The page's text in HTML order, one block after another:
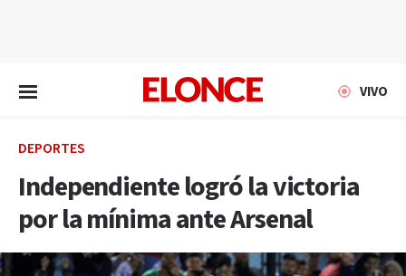
VIVO
DEPORTES
Independiente logró la victoria
por la mínima ante Arsenal